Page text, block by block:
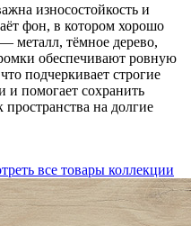
износостойкость и
фон, в котором хорошо
металл, тёмное дерево,
обеспечивают ровную
подчеркивает строгие
и помогает сохранить
на долгие
все товары коллекции